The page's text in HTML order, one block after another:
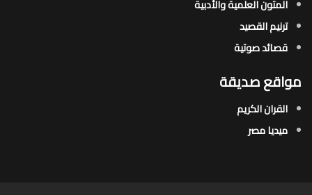
المتون العلمية والأدبية
ترنيم القصيد
قصائد صوتية
مواقع صديقة
القران الكريم
ميديا مصر